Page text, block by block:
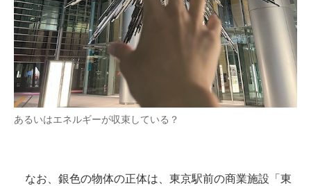
あるいはエネルギーが収束している？
なお、銀色の物体の正体は、東京駅前の商業施設「東